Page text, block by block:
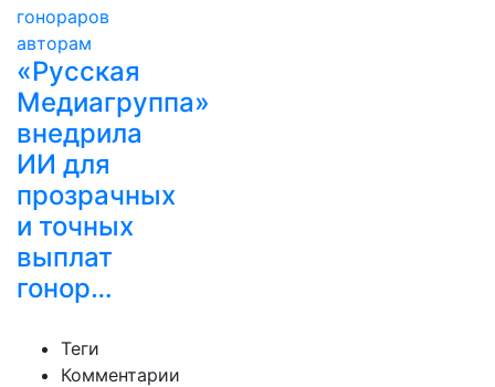
«Русская
Медиагруппа»
внедрила
ИИ для
прозрачных
и точных
выплат
гонор…
Теги
Комментарии